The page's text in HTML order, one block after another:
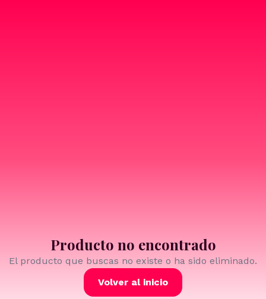
Producto no encontrado
El producto que buscas no existe o ha sido eliminado.
Volver al inicio